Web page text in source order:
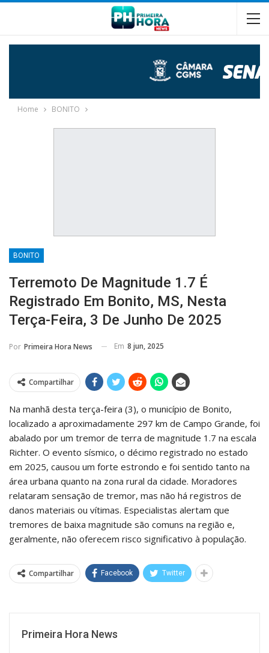
Home BONITO
BONITO
Terremoto De Magnitude 1.7 É
Registrado Em Bonito, MS, Nesta
Terça-Feira, 3 De Junho De 2025
Por Primeira Hora News Em 8 jun, 2025
Compartilhar
Na manhã desta terça-feira (3), o município de Bonito,
localizado a aproximadamente 297 km de Campo Grande, foi
abalado por um tremor de terra de magnitude 1.7 na escala
Richter. O evento sísmico, o décimo registrado no estado
em 2025, causou um forte estrondo e foi sentido tanto na
área urbana quanto na zona rural da cidade. Moradores
relataram sensação de tremor, mas não há registros de
danos materiais ou vítimas. Especialistas alertam que
tremores de baixa magnitude são comuns na região e,
geralmente, não oferecem risco significativo à população.
Compartilhar Facebook Twitter
Primeira Hora News